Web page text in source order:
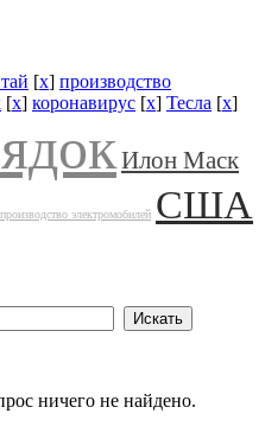
[x] производство
[x] коронавирус [x] Тесла [x]
Илон Маск
производство электромобилей США
ничего не найдено.